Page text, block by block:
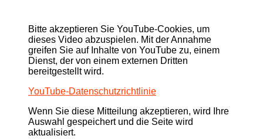
Bitte akzeptieren Sie YouTube-Cookies, um
dieses Video abzuspielen. Mit der Annahme
greifen Sie auf Inhalte von YouTube zu, einem
Dienst, der von einem externen Dritten
bereitgestellt wird.
YouTube-Datenschutzrichtlinie
Wenn Sie diese Mitteilung akzeptieren, wird Ihre
Auswahl gespeichert und die Seite wird
aktualisiert.